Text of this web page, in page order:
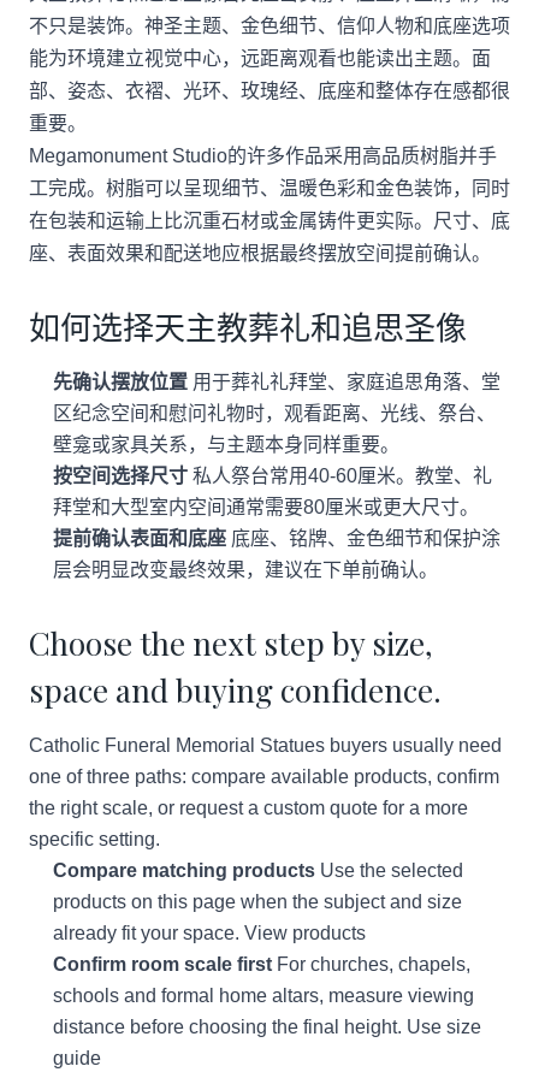
不只是装饰。神圣主题、金色细节、信仰人物和底座选项
能为环境建立视觉中心，远距离观看也能读出主题。面
部、姿态、衣褶、光环、玫瑰经、底座和整体存在感都很
重要。
Megamonument Studio的许多作品采用高品质树脂并手
工完成。树脂可以呈现细节、温暖色彩和金色装饰，同时
在包装和运输上比沉重石材或金属铸件更实际。尺寸、底
座、表面效果和配送地应根据最终摆放空间提前确认。
如何选择天主教葬礼和追思圣像
先确认摆放位置 用于葬礼礼拜堂、家庭追思角落、堂
区纪念空间和慰问礼物时，观看距离、光线、祭台、
壁龛或家具关系，与主题本身同样重要。
按空间选择尺寸 私人祭台常用40-60厘米。教堂、礼
拜堂和大型室内空间通常需要80厘米或更大尺寸。
提前确认表面和底座 底座、铭牌、金色细节和保护涂
层会明显改变最终效果，建议在下单前确认。
Choose the next step by size,
space and buying confidence.
Catholic Funeral Memorial Statues buyers usually need
one of three paths: compare available products, confirm
the right scale, or request a custom quote for a more
specific setting.
Compare matching products Use the selected
products on this page when the subject and size
already fit your space. View products
Confirm room scale first For churches, chapels,
schools and formal home altars, measure viewing
distance before choosing the final height. Use size
guide